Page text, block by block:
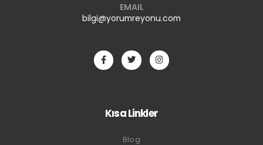
EMAIL
bilgi@yorumreyonu.com
Kısa Linkler
Blog